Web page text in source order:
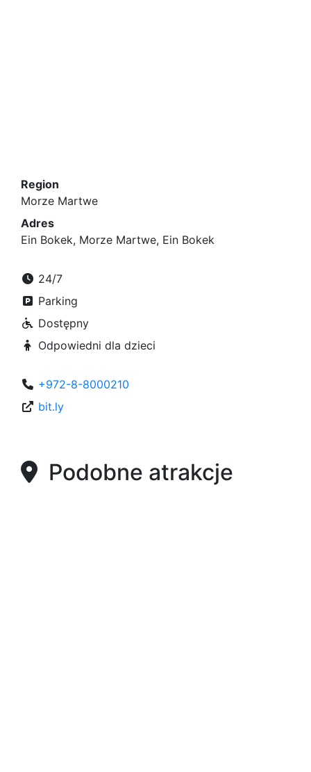
Region
Morze Martwe
Adres
Ein Bokek, Morze Martwe, Ein Bokek
24/7
Parking
Dostępny
Odpowiedni dla dzieci
+972-8-8000210
bit.ly
Podobne atrakcje